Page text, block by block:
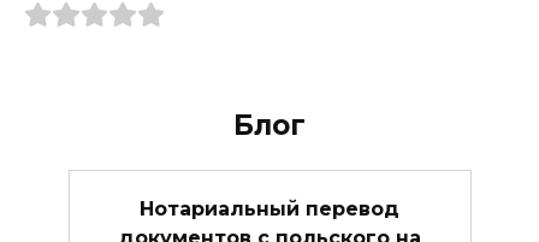
Блог
Нотариальный перевод